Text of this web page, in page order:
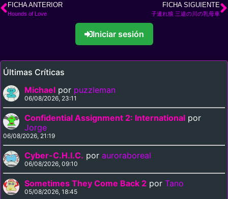
FICHA ANTERIOR
Hounds of Love
FICHA SIGUIENTE
子連れ狼 三途の川の乳母車
Iniciar sesión
Últimas Críticas
Michael por puzzleman
06/08/2026, 23:11
Confidential Assignment 2: International por
Jorge
06/08/2026, 21:19
Cyber-C.H.I.C. por auroraboreal
06/08/2026, 09:10
Sometimes They Come Back 2 por Tano
05/08/2026, 18:45